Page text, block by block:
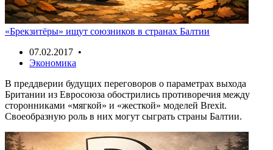
«Брекзитёры» ищут союзников в странах Балтии
07.02.2017 •
Экономика
В преддверии будущих переговоров о параметрах выхода
Британии из Евросоюза обострились противоречия между
сторонниками «мягкой» и «жесткой» моделей Brexit.
Своеобразную роль в них могут сыграть страны Балтии.